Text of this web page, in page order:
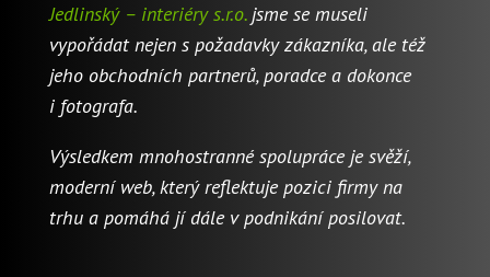
Jedlinský – interiéry s.r.o.jsme se museli
vypořádat nejen s požadavky zákazníka, ale též
jeho obchodních partnerů, poradce a dokonce
i fotografa.
Výsledkem mnohostranné spolupráce je svěží,
moderní web, který reflektuje pozici firmy na
trhu a pomáhá jí dále v podnikání posilovat.